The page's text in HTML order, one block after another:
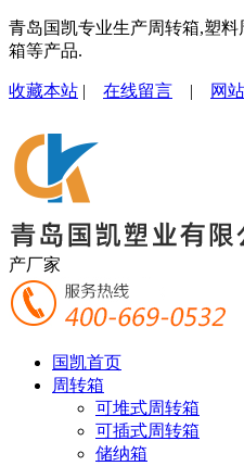
青岛国凯专业生产周转箱,塑
箱等产品.
收藏本站 | 在线留言 | 网
产厂家
国凯首页
周转箱
可堆式周转箱
可插式周转箱
储纳箱